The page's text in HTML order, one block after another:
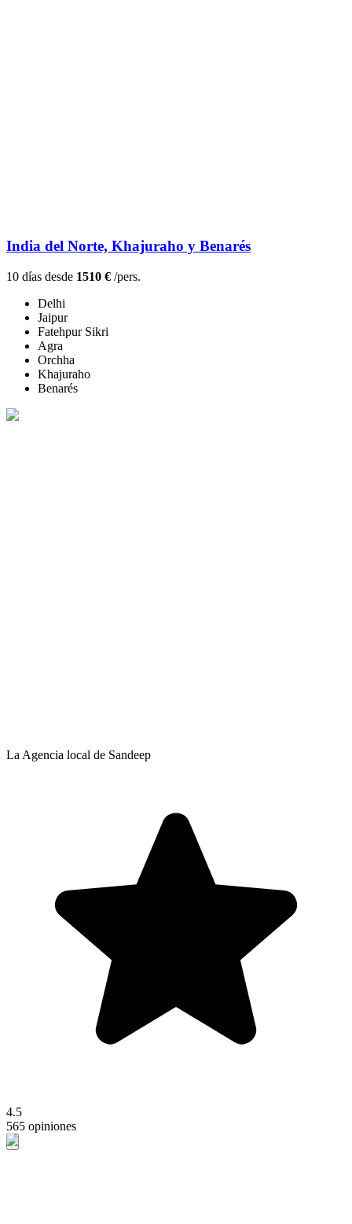
India del Norte, Khajuraho y Benarés
10 días desde 1510 € /pers.
Delhi
Jaipur
Fatehpur Sikri
Agra
Orchha
Khajuraho
Benarés
La Agencia local de Sandeep
4.5
565 opiniones